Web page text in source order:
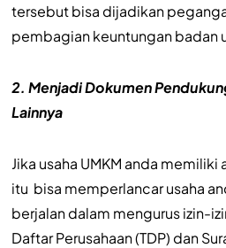
tersebut bisa dijadikan
pembagian keuntungan badan
2. Menjadi Dokumen
Lainnya
Jika usaha UMKM anda
itu bisa memperlancar usaha
berjalan dalam mengurus izin-
Daftar Perusahaan (TDP) dan